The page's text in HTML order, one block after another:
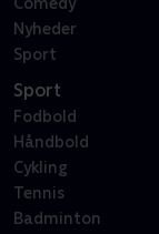
Comedy
Nyheder
Sport
Sport
Fodbold
Håndbold
Cykling
Tennis
Badminton